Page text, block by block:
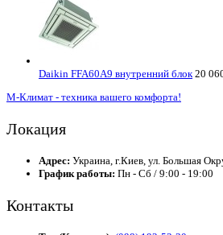
Daikin FFA60A9 внутренний блок 20
М-Климат - техника вашего комфорта!
Локация
Адрес: Украина, г.Киев, ул. Большая
График работы: Пн - Сб / 9:00 - 19:00
Контакты